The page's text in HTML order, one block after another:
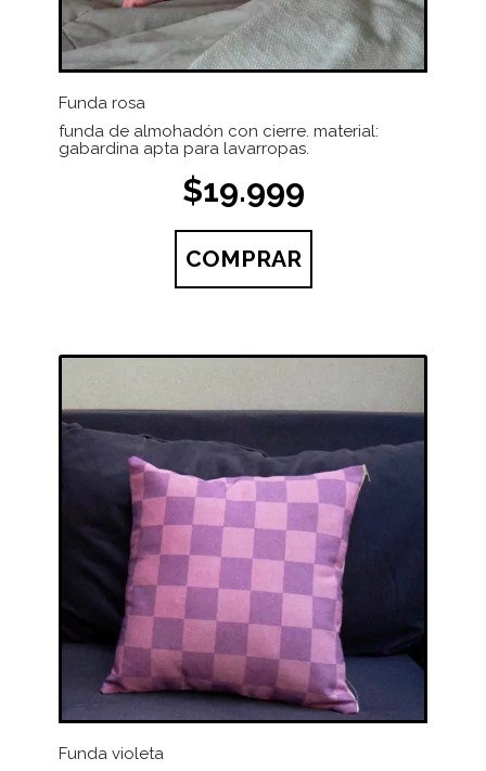
Funda rosa
funda de almohadón con cierre. material:
gabardina apta para lavarropas.
$19.999
COMPRAR
Funda violeta